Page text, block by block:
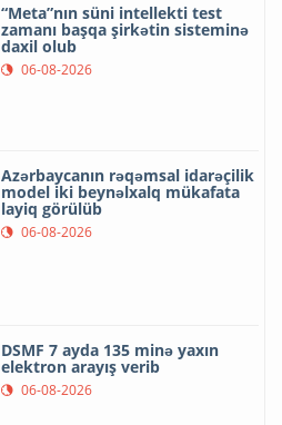
“Meta”nın süni intellekti test
zamanı başqa şirkətin sisteminə
daxil olub
06-08-2026
Azərbaycanın rəqəmsal idarəçilik
model iki beynəlxalq mükafata
layiq görülüb
06-08-2026
DSMF 7 ayda 135 minə yaxın
elektron arayış verib
06-08-2026